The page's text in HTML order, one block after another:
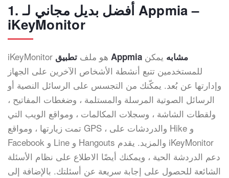
1. أفضل بديل مجاني لـ Appmia –
iKeyMonitor
iKeyMonitor هو ملف تطبيق Appmia مشابه يمكن
للمستخدمين تتبع أنشطة الأشخاص الآخرين على الجهاز
وإدارتها عن بُعد. يمكّنك من التجسس على الرسائل النصية أو
الرسائل الصوتية المرسلة والمستلمة ، وضغطات المفاتيح ،
ولقطات الشاشة ، وسجلات المكالمات ، ومواقع الويب التي
تمت زيارتها ، ومواقع GPS ، والدردشات على Hike و
Facebook و Line و Hangouts والمزيد. يقدم iKeyMonitor
دعم الدردشة الحية ، ويمكنك أيضًا الاطلاع على نظام الأسئلة
الشائعة للحصول على إجابة سريعة عن أسئلتك. بالإضافة إلى